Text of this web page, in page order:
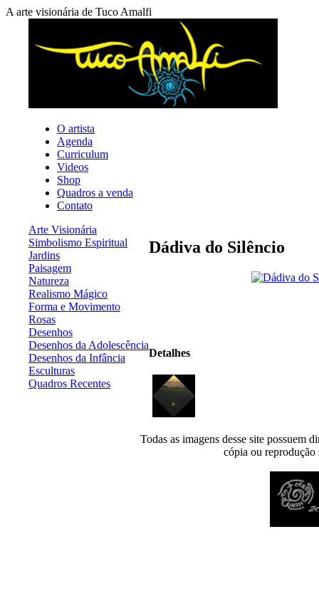
A arte visionária de Tuco Amalfi
O artista
Agenda
Curriculum
Videos
Shop
Quadros a venda
Contato
Arte Visionária
Simbolismo Espiritual
Jardins
Paisagem
Natureza
Realismo Mágico
Forma e Movimento
Rosas
Desenhos
Desenhos da Adolescência
Desenhos da Infância
Esculturas
Quadros Recentes
Dádiva do Silêncio
Detalhes
Todas as imagens desse site possuem
cópia ou reprodução